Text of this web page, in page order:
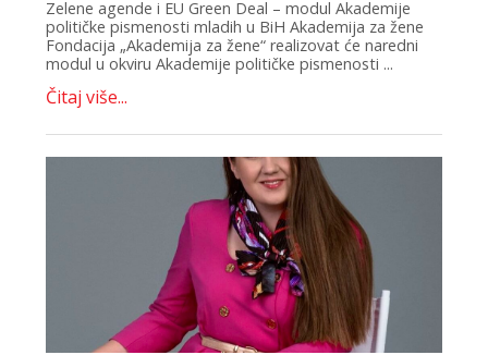
Zelene agende i EU Green Deal – modul Akademije
političke pismenosti mladih u BiH Akademija za žene
Fondacija „Akademija za žene“ realizovat će naredni
modul u okviru Akademije političke pismenosti ...
Čitaj više...